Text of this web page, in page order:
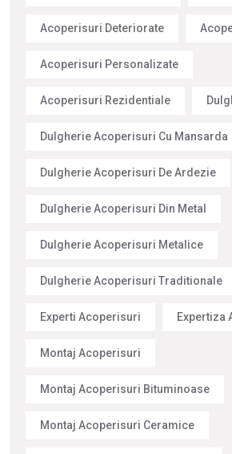
Acoperisuri Deteriorate
Acoperisuri Personalizate
Acoperisuri Rezidentiale
Dulgherie Acoperisuri Cu Mansarda
Dulgherie Acoperisuri De Ardezie
Dulgherie Acoperisuri Din Metal
Dulgherie Acoperisuri Metalice
Dulgherie Acoperisuri Traditionale
Experti Acoperisuri Expertiza
Montaj Acoperisuri
Montaj Acoperisuri Bituminoase
Montaj Acoperisuri Ceramice